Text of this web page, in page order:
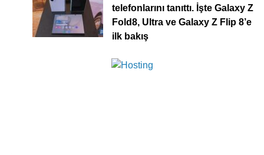
telefonlarını tanıttı. İşte Galaxy Z
Fold8, Ultra ve Galaxy Z Flip 8’e
ilk bakış